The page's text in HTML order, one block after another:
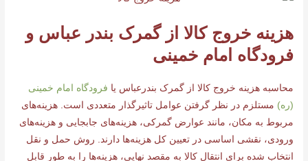
هزینه خروج کالا از گمرک بندر عباس و
فرودگاه امام خمینی
محاسبه هزینه خروج کالا از گمرک بندرعباس یا فرودگاه امام خمینی
(ره) مستلزم در نظر گرفتن عوامل تاثیرگذار متعددی است. هزینه‌های
مربوط به مکان، مانند عوارض گمرکی، هزینه‌های جابجایی و هزینه‌های
ورودی، نقشی اساسی در تعیین کل هزینه‌ها دارند. روش حمل و نقل
انتخاب شده برای انتقال کالا به مقصد نهایی، هزینه‌ها را به طور قابل